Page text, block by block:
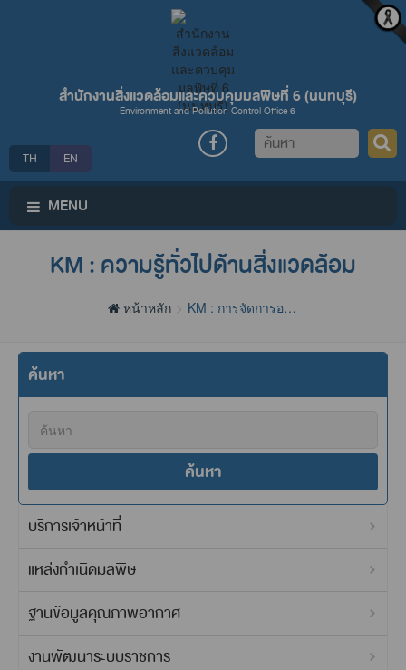
สำนักงานสิ่งแวดล้อมและควบคุมมลพิษที่ 6 (นนทบุรี)
Environment and Pollution Control Office 6
TH EN
ค้นหา
MENU
KM : ความรู้ทั่วไปด้านสิ่งแวดล้อม
หน้าหลัก
KM : การจัดการองค์
ค้นหา
ค้นหา
บริการเจ้าหน้าที่
แหล่งกำเนิดมลพิษ
ฐานข้อมูลคุณภาพอากาศ
งานพัฒนาระบบราชการ